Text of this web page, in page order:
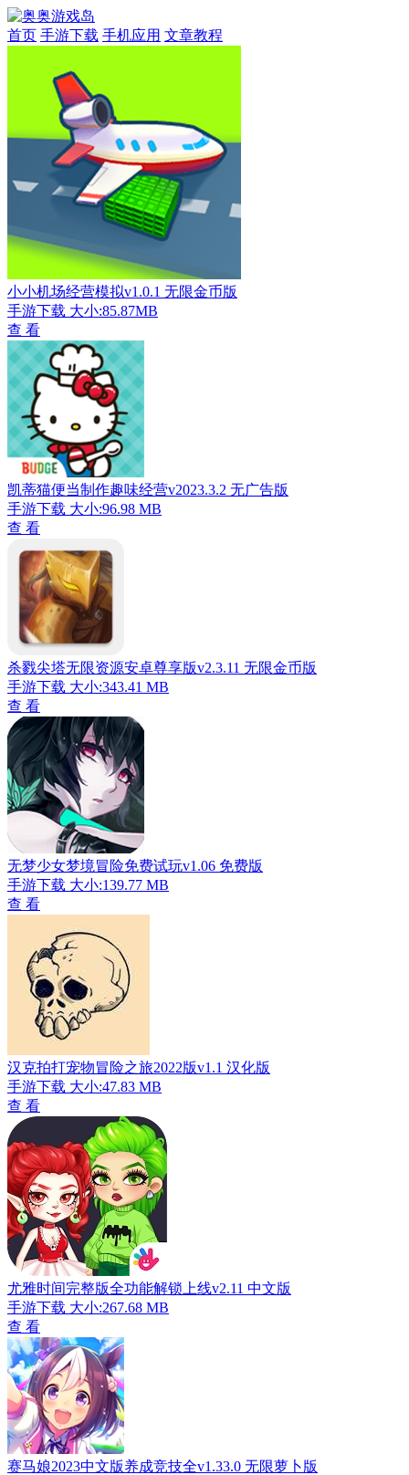
首页 手游下载 手机应用 文章教程
小小机场经营模拟v1.0.1 无限金币版
手游下载 大小:85.87MB
查 看
凯蒂猫便当制作趣味经营v2023.3.2 无广告版
手游下载 大小:96.98 MB
查 看
杀戮尖塔无限资源安卓尊享版v2.3.11 无限金币版
手游下载 大小:343.41 MB
查 看
无梦少女梦境冒险免费试玩v1.06 免费版
手游下载 大小:139.77 MB
查 看
汉克拍打宠物冒险之旅2022版v1.1 汉化版
手游下载 大小:47.83 MB
查 看
尤雅时间完整版全功能解锁上线v2.11 中文版
手游下载 大小:267.68 MB
查 看
赛马娘2023中文版养成竞技全v1.33.0 无限萝卜版